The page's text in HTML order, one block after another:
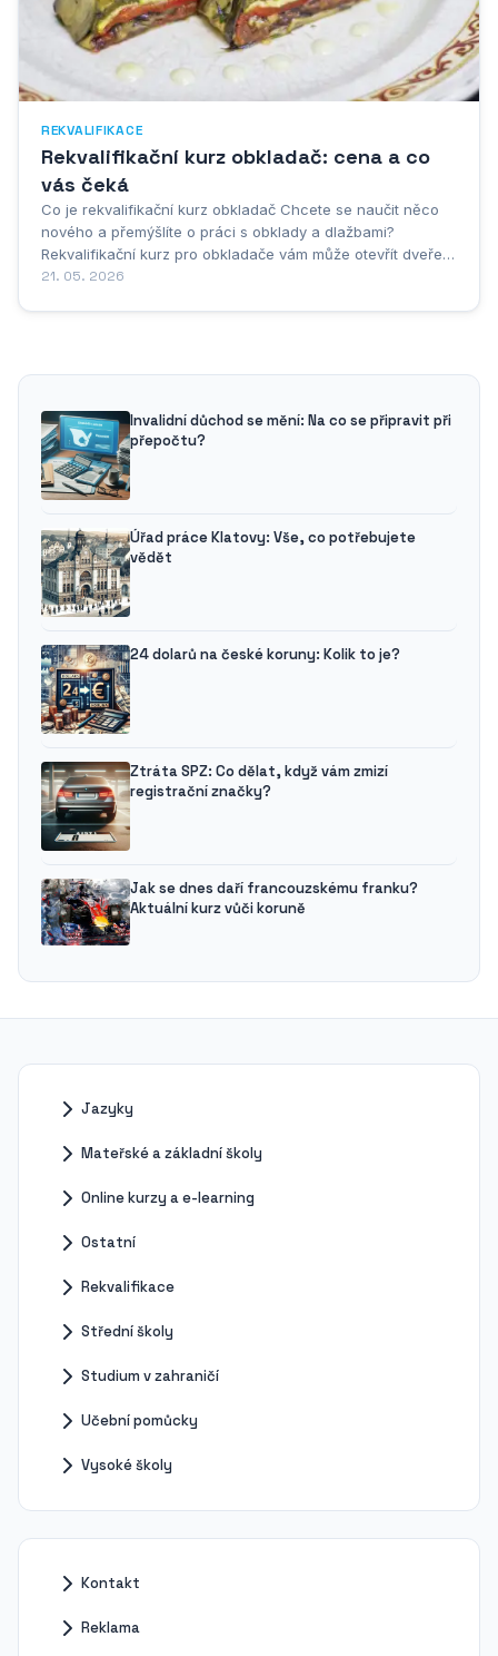
REKVALIFIKACE
Rekvalifikační kurz obkladač: cena a co
vás čeká
Co je rekvalifikační kurz obkladač Chcete se naučit něco
nového a přemýšlíte o práci s obklady a dlažbami?
Rekvalifikační kurz pro obkladače vám může otevřít dveře
do stabilního zaměstnání ve stavebnictví. Jde o praktické
21. 05. 2026
Invalidní důchod se mění: Na co se připravit při
přepočtu?
Úřad práce Klatovy: Vše, co potřebujete
vědět
24 dolarů na české koruny: Kolik to je?
Ztráta SPZ: Co dělat, když vám zmizí
registrační značky?
Jak se dnes daří francouzskému franku?
Aktuální kurz vůči koruně
Jazyky
Mateřské a základní školy
Online kurzy a e-learning
Ostatní
Rekvalifikace
Střední školy
Studium v zahraničí
Učební pomůcky
Vysoké školy
Kontakt
Reklama